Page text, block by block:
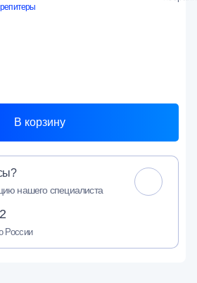
В корзину
нашего специалиста
России